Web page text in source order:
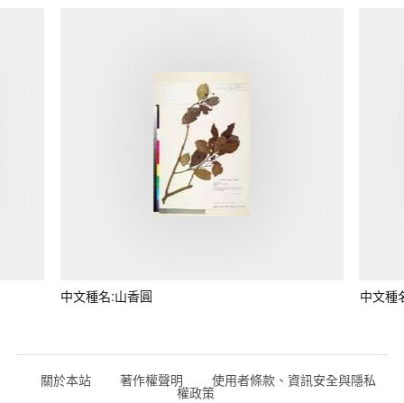
中文種名:山香圓 中文種
關於本站 著作權聲明 使用者條款、資訊安全與隱私
權政策